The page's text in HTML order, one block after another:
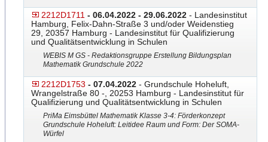
2212D1711 - 06.04.2022 - 29.06.2022 - Landesinstitut
Hamburg, Felix-Dahn-Straße 3 und/oder Weidenstieg
29, 20357 Hamburg - Landesinstitut für Qualifizierung
und Qualitätsentwicklung in Schulen
WEBIS M GS - Redaktionsgruppe Erstellung Bildungsplan
Mathematik Grundschule 2022
2212D1753 - 07.04.2022 - Grundschule Hoheluft,
Wrangelstraße 80 -, 20253 Hamburg - Landesinstitut für
Qualifizierung und Qualitätsentwicklung in Schulen
PriMa Eimsbüttel Mathematik Klasse 3-4: Förderkonzept
Grundschule Hoheluft: Leitidee Raum und Form: Der SOMA-
Würfel